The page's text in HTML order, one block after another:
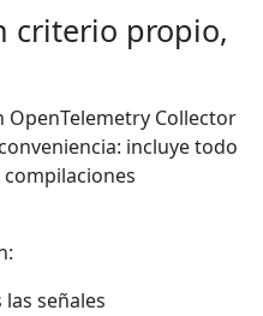
criterio propio,
Collector
incluye todo
señales